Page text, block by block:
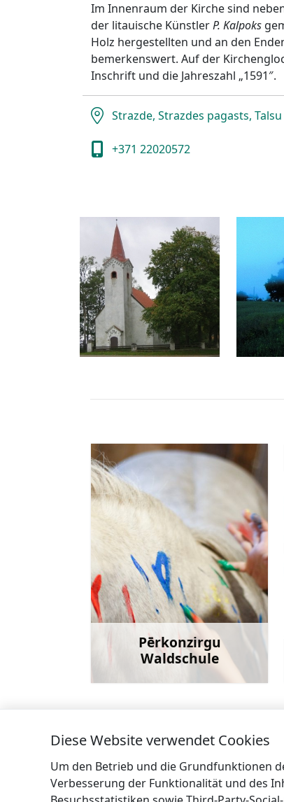
Im Innenraum der Kirche sind
der litauische KünstlerP. Kalpoks
Holz hergestellten und an den
bemerkenswert. Auf der
Inschrift und die Jahreszahl „1591″.
Strazde, Strazdes pagasts,
+371 22020572
Pērkonzirgu
Waldschule
Mehr
← Evangelish-Lutherische Kirche
Diese Website verwendet Cookies
Um den Betrieb und die Grundfunktionen
Verbesserung der Funktionalität und des